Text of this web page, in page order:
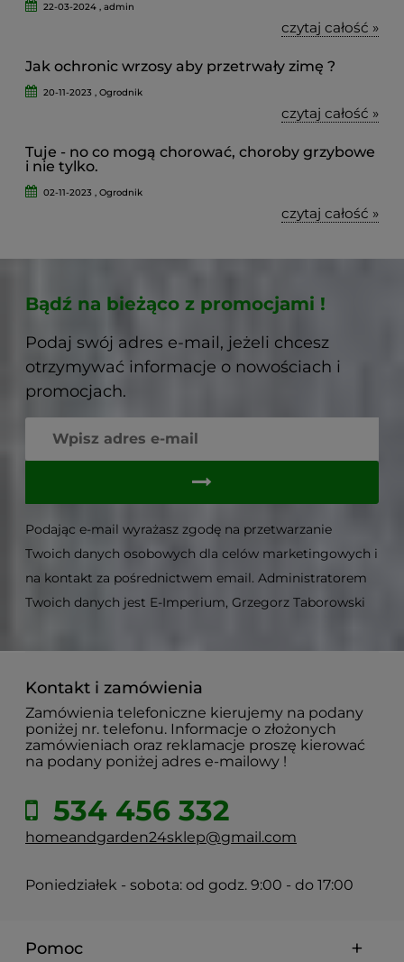
22-03-2024 , admin
czytaj całość »
Jak ochronic wrzosy aby przetrwały zimę ?
20-11-2023 , Ogrodnik
czytaj całość »
Tuje - no co mogą chorować, choroby grzybowe
i nie tylko.
02-11-2023 , Ogrodnik
czytaj całość »
Bądź na bieżąco z promocjami !
Podaj swój adres e-mail, jeżeli chcesz
otrzymywać informacje o nowościach i
promocjach.
Podając e-mail wyrażasz zgodę na przetwarzanie
Twoich danych osobowych dla celów marketingowych i
na kontakt za pośrednictwem email. Administratorem
Twoich danych jest E-Imperium, Grzegorz Taborowski
Kontakt i zamówienia
Zamówienia telefoniczne kierujemy na podany
poniżej nr. telefonu. Informacje o złożonych
zamówieniach oraz reklamacje proszę kierować
na podany poniżej adres e-mailowy !
534 456 332
homeandgarden24sklep@gmail.com
Poniedziałek - sobota: od godz. 9:00 - do 17:00
Pomoc